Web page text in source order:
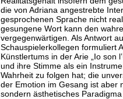
die von Adriana angestrebte
gesprochenen Sprache nicht
gesungene Wort kann den
vergegenwärtigen. Als Antwort
Schauspielerkollegen formuliert
Künstlertums in der Arie „Io son
und ihre Stimme als ein
Wahrheit zu folgen hat; die
der Emotion im Gesang ist aber
sondern ästhetisches